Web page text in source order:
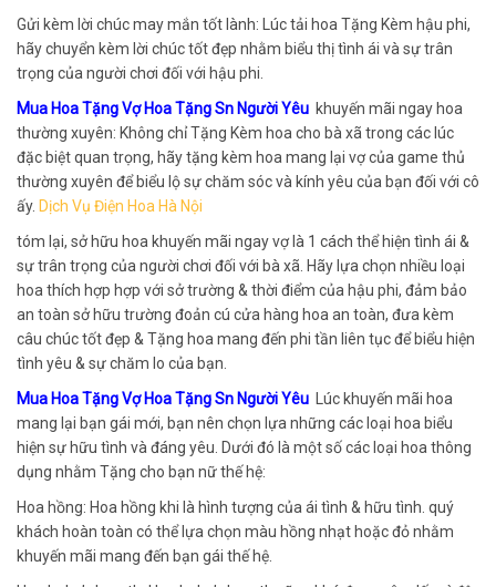
Gửi kèm lời chúc may mắn tốt lành: Lúc tải hoa Tặng Kèm hậu phi,
hãy chuyển kèm lời chúc tốt đẹp nhằm biểu thị tình ái và sự trân
trọng của người chơi đối với hậu phi.
Mua Hoa Tặng Vợ Hoa Tặng Sn Người Yêu khuyến mãi ngay hoa
thường xuyên: Không chỉ Tặng Kèm hoa cho bà xã trong các lúc
đặc biệt quan trọng, hãy tặng kèm hoa mang lại vợ của game thủ
thường xuyên để biểu lộ sự chăm sóc và kính yêu của bạn đối với cô
ấy. Dịch Vụ Điện Hoa Hà Nội
tóm lại, sở hữu hoa khuyến mãi ngay vợ là 1 cách thể hiện tình ái &
sự trân trọng của người chơi đối với bà xã. Hãy lựa chọn nhiều loại
hoa thích hợp hợp với sở trường & thời điểm của hậu phi, đảm bảo
an toàn sở hữu trường đoản cú cửa hàng hoa an toàn, đưa kèm
câu chúc tốt đẹp & Tặng hoa mang đến phi tần liên tục để biểu hiện
tình yêu & sự chăm lo của bạn.
Mua Hoa Tặng Vợ Hoa Tặng Sn Người Yêu Lúc khuyến mãi hoa
mang lại bạn gái mới, bạn nên chọn lựa những các loại hoa biểu
hiện sự hữu tình và đáng yêu. Dưới đó là một số các loại hoa thông
dụng nhằm Tặng cho bạn nữ thế hệ:
Hoa hồng: Hoa hồng khi là hình tượng của ái tình & hữu tình. quý
khách hoàn toàn có thể lựa chọn màu hồng nhạt hoặc đỏ nhằm
khuyến mãi mang đến bạn gái thế hệ.